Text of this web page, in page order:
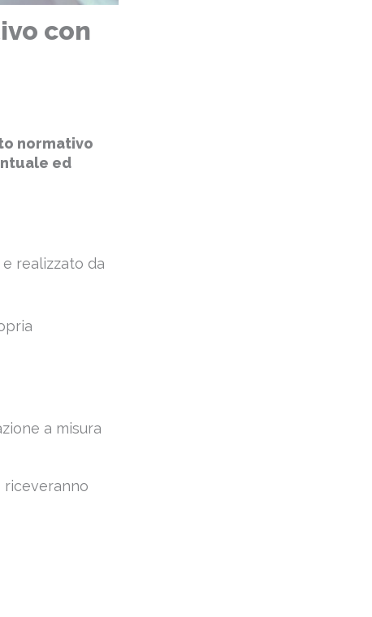
con
normativo
ed
realizzato da
a misura
riceveranno